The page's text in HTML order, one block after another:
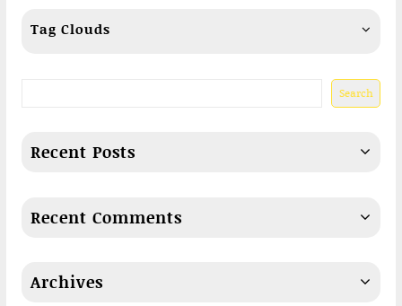
Tag Clouds
Search
Recent Posts
Recent Comments
Archives